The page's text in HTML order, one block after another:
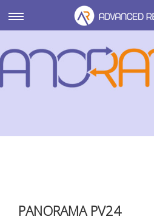
Toggle
navigation
PANORAMA PV24